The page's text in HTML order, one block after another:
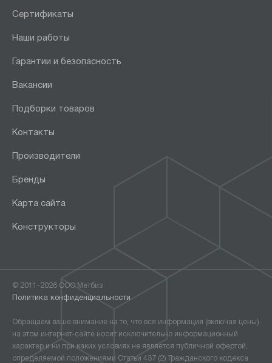
Сертификаты
Наши работы
Гарантии и безопасность
Вакансии
Подборки товаров
Контакты
Производители
Бренды
Карта сайта
Конструкторы
© 2011-2026 ООО Метбиз
Политика конфиденциальности
Обращаем ваше внимание на то, что вся информация (включая цены)
на этом интернет-сайте носит исключительно информационный
характер и ни при каких условиях не является публичной офертой,
определяемой положениями Статьи 437 (2) Гражданского кодекса